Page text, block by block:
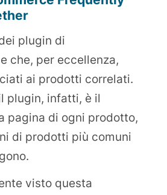
plugin di
che, per eccellenza,
ai prodotti correlati.
plugin, infatti, è il
pagina di ogni prodotto,
di prodotti più comuni
visto questa